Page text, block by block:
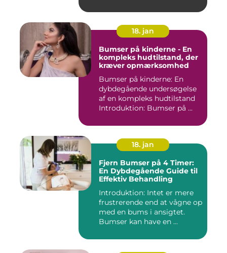
18. jan
Bumser på kinderne - En
kompleks hudtilstand, der
kræver opmærksomhed
Bumser på kinderne: En
dybdegående undersøgelse
af en kompleks hudtilstand
Introduktion: Bumser på ...
18. jan
Fjern Bumser på 4 Timer:
En Dybdegående Guide til
Effektiv Behandling
Introduktion: Intet er mere
frustrerende end at vågne op
med en bums i ansigtet.
Bumser kan have en ...